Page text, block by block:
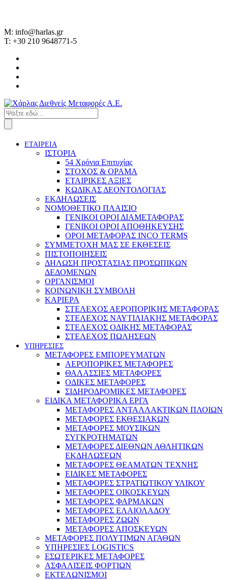
M: info@harlas.gr
T: +30 210 9648771-5
ΕΤΑΙΡΕΙΑ
ΙΣΤΟΡΙΑ
54 Χρόνια Επιτυχίας
ΣΤΟΧΟΣ & ΟΡΑΜΑ
ΕΤΑΙΡΙΚΕΣ ΑΞΙΕΣ
ΚΩΔΙΚΑΣ ΔΕΟΝΤΟΛΟΓΙΑΣ
ΕΚΔΗΛΩΣΕΙΣ
ΝΟΜΟΘΕΤΙΚΟ ΠΛΑΙΣΙΟ
ΓΕΝΙΚΟΙ ΟΡΟΙ ΔΙΑΜΕΤΑΦΟΡΑΣ
ΓΕΝΙΚΟΙ ΟΡΟΙ ΑΠΟΘΗΚΕΥΣΗΣ
ΟΡΟΙ ΜΕΤΑΦΟΡΑΣ INCO TERMS
ΣΥΜΜΕΤΟΧΗ ΜΑΣ ΣΕ ΕΚΘΕΣΕΙΣ
ΠΙΣΤΟΠΟΙΗΣΕΙΣ
ΔΗΛΩΣΗ ΠΡΟΣΤΑΣΙΑΣ ΠΡΟΣΩΠΙΚΩΝ
ΔΕΔΟΜΕΝΩΝ
ΟΡΓΑΝΙΣΜΟΙ
ΚΟΙΝΩΝΙΚΗ ΣΥΜΒΟΛΗ
ΚΑΡΙΕΡΑ
ΣΤΕΛΕΧΟΣ ΑΕΡΟΠΟΡΙΚΗΣ ΜΕΤΑΦΟΡΑΣ
ΣΤΕΛΕΧΟΣ ΝΑΥΤΙΛΙΑΚΗΣ ΜΕΤΑΦΟΡΑΣ
ΣΤΕΛΕΧΟΣ ΟΔΙΚΗΣ ΜΕΤΑΦΟΡΑΣ
ΣΤΕΛΕΧΟΣ ΠΩΛΗΣΕΩΝ
ΥΠΗΡΕΣΙΕΣ
ΜΕΤΑΦΟΡΕΣ ΕΜΠΟΡΕΥΜΑΤΩΝ
ΑΕΡΟΠΟΡΙΚΕΣ ΜΕΤΑΦΟΡΕΣ
ΘΑΛΑΣΣΙΕΣ ΜΕΤΑΦΟΡΕΣ
ΟΔΙΚΕΣ ΜΕΤΑΦΟΡΕΣ
ΣΙΔΗΡΟΔΡΟΜΙΚΕΣ ΜΕΤΑΦΟΡΕΣ
ΕΙΔΙΚΑ ΜΕΤΑΦΟΡΙΚΑ ΕΡΓΑ
ΜΕΤΑΦΟΡΕΣ ΑΝΤΑΛΛΑΚΤΙΚΩΝ ΠΛΟΙΩΝ
ΜΕΤΑΦΟΡΕΣ ΕΚΘΕΣΙΑΚΩΝ
ΜΕΤΑΦΟΡΕΣ ΜΟΥΣΙΚΩΝ
ΣΥΓΚΡΟΤΗΜΑΤΩΝ
ΜΕΤΑΦΟΡΕΣ ΔΙΕΘΝΩΝ ΑΘΛΗΤΙΚΩΝ
ΕΚΔΗΛΩΣΕΩΝ
ΜΕΤΑΦΟΡΕΣ ΘΕΑΜΑΤΩΝ ΤΕΧΝΗΣ
ΕΙΔΙΚΕΣ ΜΕΤΑΦΟΡΕΣ
ΜΕΤΑΦΟΡΕΣ ΣΤΡΑΤΙΩΤΙΚΟΥ ΥΛΙΚΟΥ
ΜΕΤΑΦΟΡΕΣ ΟΙΚΟΣΚΕΥΩΝ
ΜΕΤΑΦΟΡΕΣ ΦΑΡΜΑΚΩΝ
ΜΕΤΑΦΟΡΕΣ ΕΛΑΙΟΛΑΔΟΥ
ΜΕΤΑΦΟΡΕΣ ΖΩΩΝ
ΜΕΤΑΦΟΡΕΣ ΑΠΟΣΚΕΥΩΝ
ΜΕΤΑΦΟΡΕΣ ΠΟΛΥΤΙΜΩΝ ΑΓΑΘΩΝ
ΥΠΗΡΕΣΙΕΣ LOGISTICS
ΕΣΩΤΕΡΙΚΕΣ ΜΕΤΑΦΟΡΕΣ
ΑΣΦΑΛΙΣΕΙΣ ΦΟΡΤΙΩΝ
ΕΚΤΕΛΩΝΙΣΜΟΙ